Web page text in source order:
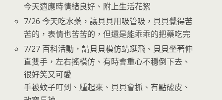
今天適應時情緒良好、附上生活花絮
7/26 今天吃水藥，讓貝貝用吸管吸，貝貝覺得苦
苦的，表情也苦苦的，但還是能乖乖的把藥吃完
7/27 百科活動，請貝貝模仿蜻蜓飛、貝貝坐著伸
直雙手，左右搖模仿、有時會重心不穩倒下去、
很好笑又可愛
手被蚊子叮到、腫起來、貝貝會抓、有點破皮、